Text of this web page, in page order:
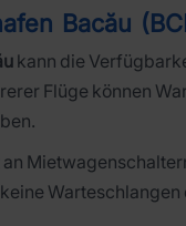
Bacău
kann die
Flüge können